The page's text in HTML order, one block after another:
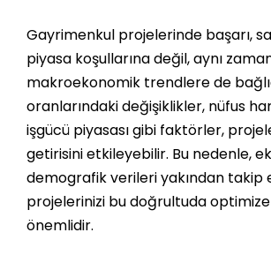
Gayrimenkul projelerinde başarı,
piyasa koşullarına değil, aynı
makroekonomik trendlere de
oranlarındaki değişiklikler, nüfus
işgücü piyasası gibi faktörler,
getirisini etkileyebilir. Bu nedenle,
demografik verileri yakından takip
projelerinizi bu doğrultuda
önemlidir​.